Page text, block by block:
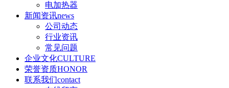
电加热器
新闻资讯news
公司动态
行业资讯
常见问题
企业文化CULTURE
荣誉资质HONOR
联系我们contact